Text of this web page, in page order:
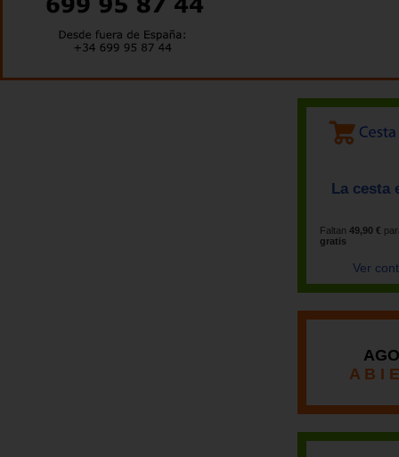
La cesta
Faltan 49,90 €
gratis
Ver
A B I